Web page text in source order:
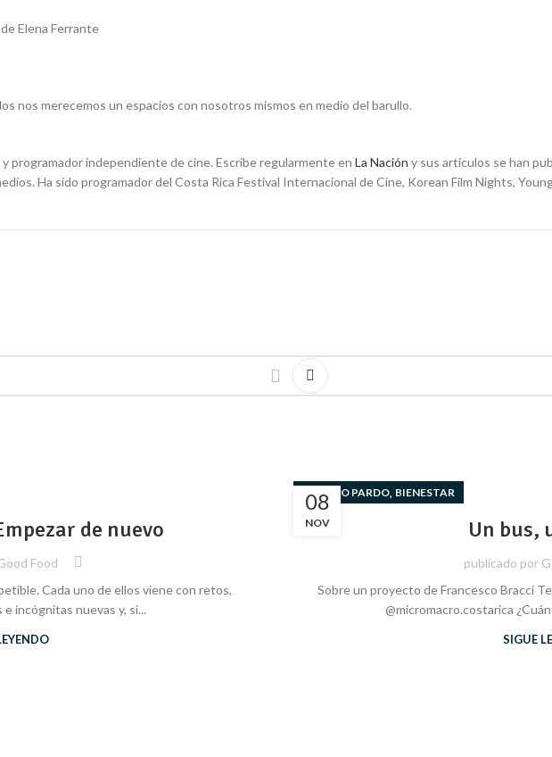
Elena Ferrante
nos merecemos un espacios con nosotros mismos en medio del barullo.
programador independiente de cine. Escriberegularmente en La Nación y sus artículos se han
Ha sido programador del Costa Rica Festival Internacional de Cine, Korean Film Nights,
de nuevo
Food
Cada uno de ellos viene con retos,
incógnitas nuevas y, si...
08
NOV
ARTURO PARDO, BIENESTAR
Un bus,
publicado por
Sobre un proyecto de Francesco Bracci
@micromacro.costarica
SIGUE